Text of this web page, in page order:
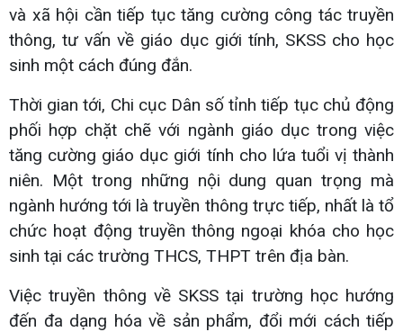
và xã hội cần tiếp tục tăng cường công tác truyền
thông, tư vấn về giáo dục giới tính, SKSS cho học
sinh một cách đúng đắn.
Thời gian tới, Chi cục Dân số tỉnh tiếp tục chủ động
phối hợp chặt chẽ với ngành giáo dục trong việc
tăng cường giáo dục giới tính cho lứa tuổi vị thành
niên. Một trong những nội dung quan trọng mà
ngành hướng tới là truyền thông trực tiếp, nhất là tổ
chức hoạt động truyền thông ngoại khóa cho học
sinh tại các trường THCS, THPT trên địa bàn.
Việc truyền thông về SKSS tại trường học hướng
đến đa dạng hóa về sản phẩm, đổi mới cách tiếp